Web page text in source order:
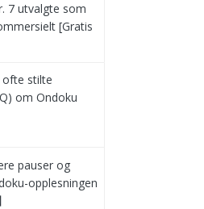
7 utvalgte som
[Gratis
ofte stilte
om Ondoku
pauser og
opplesningen